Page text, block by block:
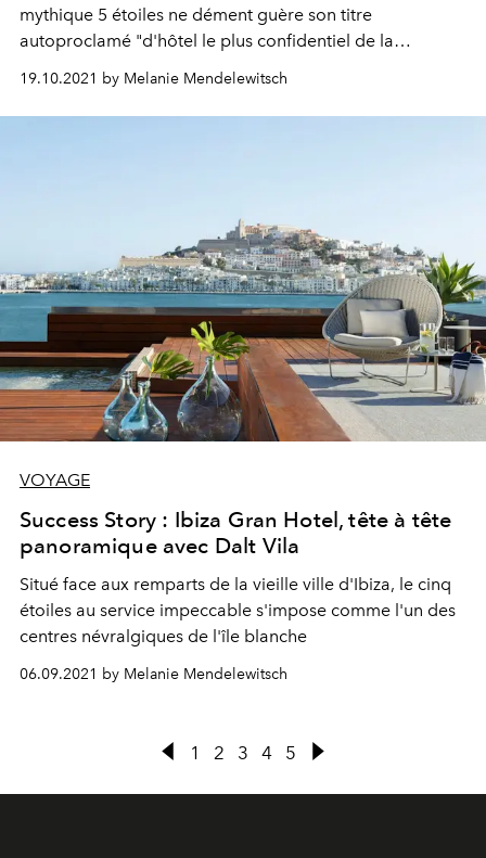
mythique 5 étoiles ne dément guère son titre
autoproclamé "d'hôtel le plus confidentiel de la
Méditerrannée".
19.10.2021 by Melanie Mendelewitsch
VOYAGE
Success Story : Ibiza Gran Hotel, tête à tête
panoramique avec Dalt Vila
Situé face aux remparts de la vieille ville d'Ibiza, le cinq
étoiles au service impeccable s'impose comme l'un des
centres névralgiques de l'île blanche
06.09.2021 by Melanie Mendelewitsch
1 2 3 4 5